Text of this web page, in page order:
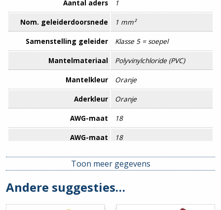
Aantal aders 1
Nom. geleiderdoorsnede 1 mm²
Samenstelling geleider Klasse 5 = soepel
Mantelmateriaal Polyvinylchloride (PVC)
Mantelkleur Oranje
Aderkleur Oranje
AWG-maat 18
AWG-maat 18
Brandvertraging Nee
Eurobrandklasse volgens EN
13501-6: klasse
Toon meer gegevens
Andere suggesties…